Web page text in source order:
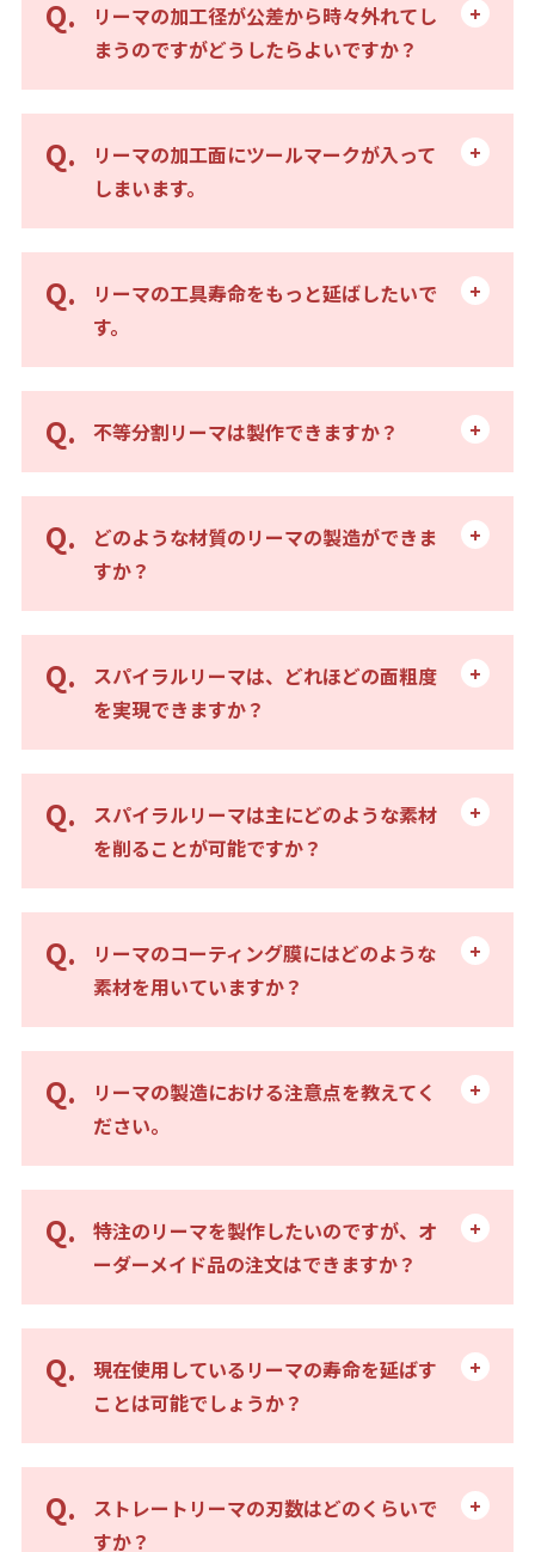
リーマの加工径が公差から時々外れてし
まうのですがどうしたらよいですか？
リーマの加工面にツールマークが入って
しまいます。
リーマの工具寿命をもっと延ばしたいで
す。
不等分割リーマは製作できますか？
どのような材質のリーマの製造ができま
すか？
スパイラルリーマは、どれほどの面粗度
を実現できますか？
スパイラルリーマは主にどのような素材
を削ることが可能ですか？
リーマのコーティング膜にはどのような
素材を用いていますか？
リーマの製造における注意点を教えてく
ださい。
特注のリーマを製作したいのですが、オ
ーダーメイド品の注文はできますか？
現在使用しているリーマの寿命を延ばす
ことは可能でしょうか？
ストレートリーマの刃数はどのくらいで
すか？